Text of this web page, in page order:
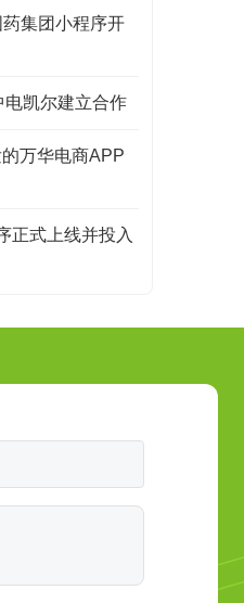
集团小程序开
凯尔建立合作
万华电商APP
正式上线并投入